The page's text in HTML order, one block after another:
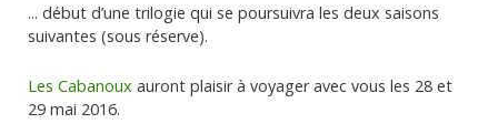
... début d’une trilogie qui se poursuivra les deux saisons
suivantes (sous réserve).
Les Cabanoux auront plaisir à voyager avec vous les 28 et
29 mai 2016.